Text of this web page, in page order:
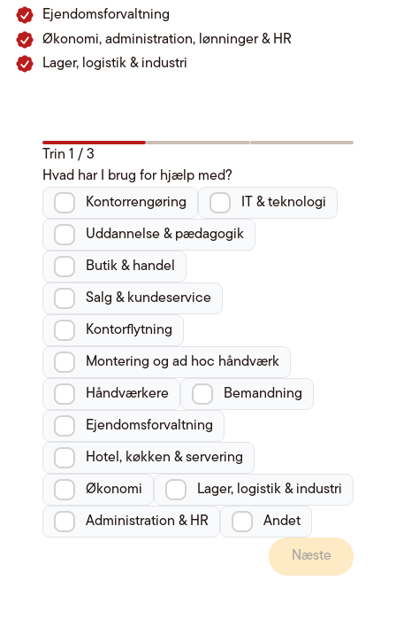
Ejendomsforvaltning
Økonomi, administration, lønninger & HR
Lager, logistik & industri
Trin 1 / 3
Hvad har I brug for hjælp med?
Kontorrengøring
IT & teknologi
Uddannelse & pædagogik
Butik & handel
Salg & kundeservice
Kontorflytning
Montering og ad hoc håndværk
Håndværkere Bemandning
Ejendomsforvaltning
Hotel, køkken & servering
Økonomi Lager, logistik & industri
Administration & HR Andet
Næste